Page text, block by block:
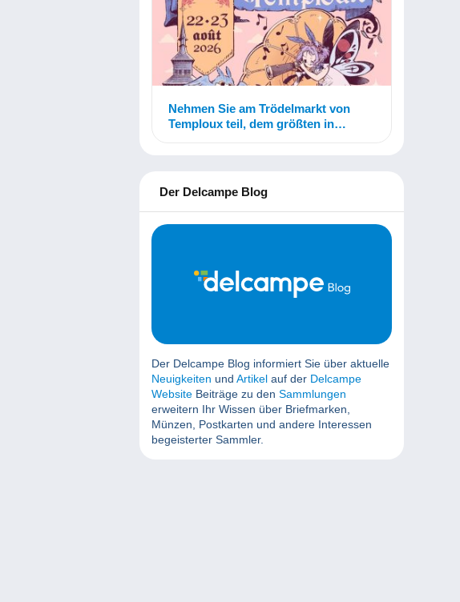
Nehmen Sie am Trödelmarkt von
Temploux teil, dem größten in
Der Delcampe Blog
Der Delcampe Blog informiert Sie über aktuelle
Neuigkeiten und Artikel auf der Delcampe
Website Beiträge zu den Sammlungen
erweitern Ihr Wissen über Briefmarken,
Münzen, Postkarten und andere Interessen
begeisterter Sammler.